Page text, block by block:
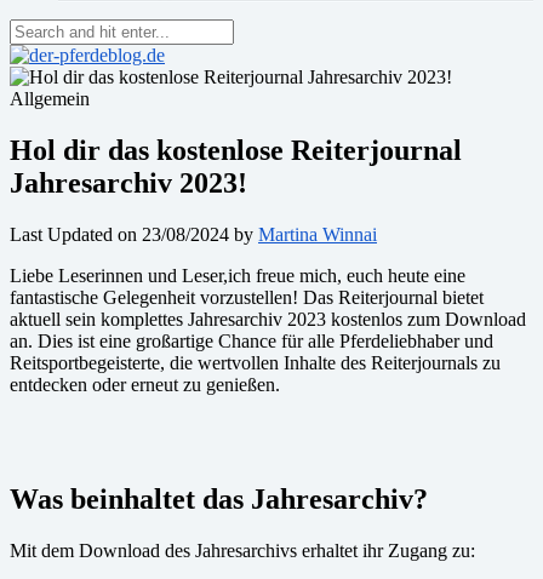
Allgemein
Hol dir das kostenlose Reiterjournal
Jahresarchiv 2023!
Last Updated on 23/08/2024 by Martina Winnai
Liebe Leserinnen und Leser,ich freue mich, euch heute eine
fantastische Gelegenheit vorzustellen! Das Reiterjournal bietet
aktuell sein komplettes Jahresarchiv 2023 kostenlos zum Download
an. Dies ist eine großartige Chance für alle Pferdeliebhaber und
Reitsportbegeisterte, die wertvollen Inhalte des Reiterjournals zu
entdecken oder erneut zu genießen.
Was beinhaltet das Jahresarchiv?
Mit dem Download des Jahresarchivs erhaltet ihr Zugang zu: